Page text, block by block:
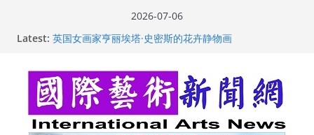
2026-07-06
Latest: “梵心”归处：一场展览 连着攀枝花的千里乡愁
美国人
玛丽安娜·卡拉切娃的绘画：幽默和难以言喻的快乐
苏方 ：“字”得其乐